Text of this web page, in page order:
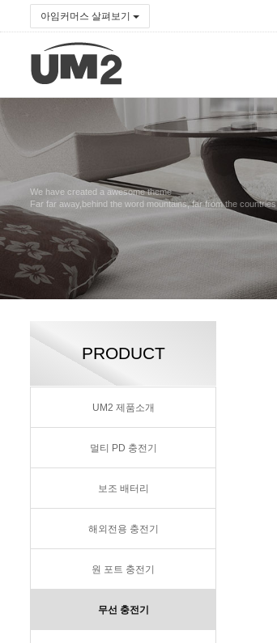
아임커머스 살펴보기
We have created a awesome theme
Far far away,behind the word mountains, far from the countries
PRODUCT
UM2 제품소개
멀티 PD 충전기
보조 배터리
해외전용 충전기
원 포트 충전기
무선 충전기